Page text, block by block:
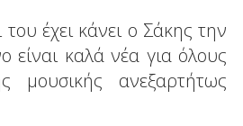
του έχει κάνει ο Σάκης την
είναι καλά νέα για όλους
μουσικής ανεξαρτήτως